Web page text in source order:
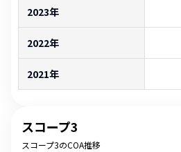
2023年
2022年
2021年
スコープ3
スコープ3のCOA推移